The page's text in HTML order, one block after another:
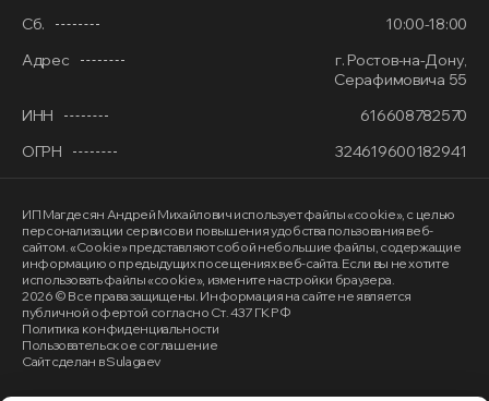
Сб.
10:00-18:00
Адрес
г. Ростов-на-Дону,
Серафимовича 55
ИНН
616608782570
ОГРН
324619600182941
ИП Магдесян Андрей Михайлович использует файлы «cookie», с целью
персонализации сервисов и повышения удобства пользования веб-
сайтом. «Cookie» представляют собой небольшие файлы, содержащие
информацию о предыдущих посещениях веб-сайта. Если вы не хотите
использовать файлы «cookie», измените настройки браузера.
2026 © Все права защищены. Информация на сайте не является
публичной офертой согласно Ст. 437 ГК РФ
Политика конфиденциальности
Пользовательское соглашение
Сайт сделан в Sulagaev